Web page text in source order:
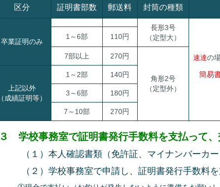
区分 証明書部数 郵送料 封筒の種類
卒業証明のみ
長形3号
（定型大）
速達の
簡易
1～6部 110円
7部以上 270円
角形2号
（定型外）
上記以外
（成績証明等）
1～2部 140円
3～6部 180円
7～10部 270円
３ 学校事務室で証明書発行手数料を支払って、
（１）本人確認書類（免許証、マイナンバーカー
（２）学校事務室で申請し、証明書発行手数料を